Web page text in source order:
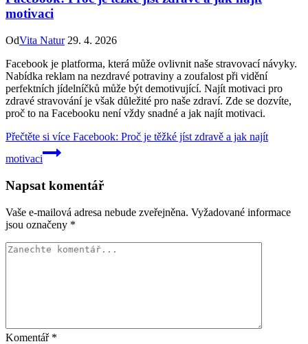
motivaci
OdVita Natur 29. 4. 2026
Facebook je platforma, která může ovlivnit naše stravovací návyky.
Nabídka reklam na nezdravé potraviny a zoufalost při vidění
perfektních jídelníčků může být demotivující. Najít motivaci pro
zdravé stravování je však důležité pro naše zdraví. Zde se dozvíte,
proč to na Facebooku není vždy snadné a jak najít motivaci.
Přečtěte si více Facebook: Proč je těžké jíst zdravě a jak najít
motivaci
Napsat komentář
Vaše e-mailová adresa nebude zveřejněna. Vyžadované informace
jsou označeny *
Komentář *